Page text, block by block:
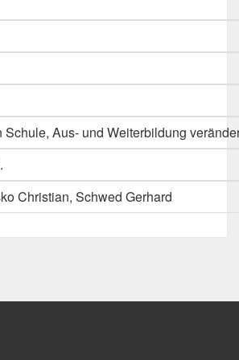
Aus- und Weiterbildung
Christian, Schwed Gerhard